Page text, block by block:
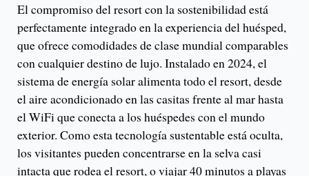
El compromiso del resort con la sostenibilidad está
perfectamente integrado en la experiencia del huésped,
que ofrece comodidades de clase mundial comparables
con cualquier destino de lujo. Instalado en 2024, el
sistema de energía solar alimenta todo el resort, desde
el aire acondicionado en las casitas frente al mar hasta
el WiFi que conecta a los huéspedes con el mundo
exterior. Como esta tecnología sustentable está oculta,
los visitantes pueden concentrarse en la selva casi
intacta que rodea el resort, o viajar 40 minutos a playas